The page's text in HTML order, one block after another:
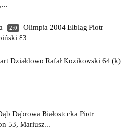
2:0 Olimpia 2004 Elbląg Piotr
83
Działdowo Rafał Kozikowski 64 (k)
Dąbrowa Białostocka Piotr
53, Mariusz...